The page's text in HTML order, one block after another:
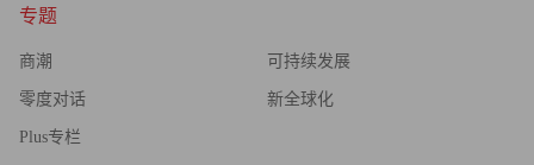
专题
商潮 可持续发展
零度对话 新全球化
Plus专栏